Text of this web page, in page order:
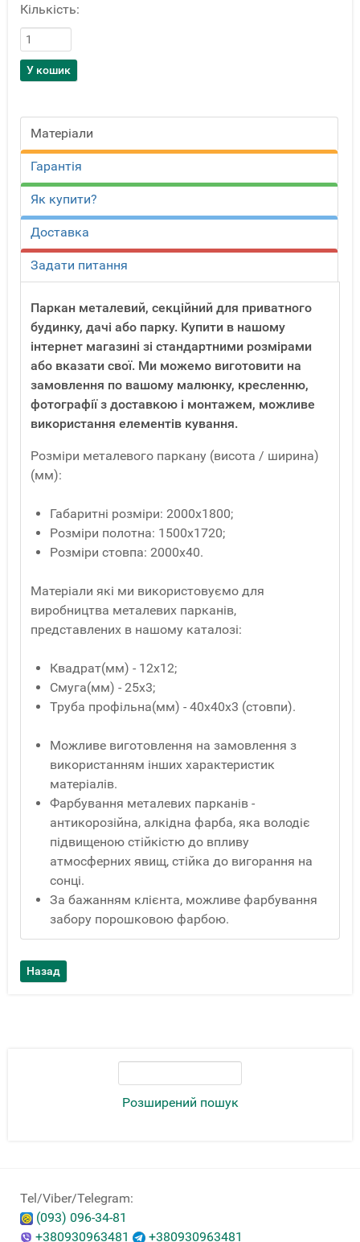
Розширений пошук
Кількість:
Матеріали
Гарантія
Як купити?
Доставка
Задати питання
Паркан металевий, секційний для приватного
будинку, дачі або парку. Купити в нашому
інтернет магазині зі стандартними розмірами
або вказати свої. Ми можемо виготовити на
замовлення по вашому малюнку, кресленню,
фотографії з доставкою і монтажем, можливе
використання елементів кування.
Розміри металевого паркану (висота / ширина)
(мм):
Габаритні розміри: 2000х1800;
Розміри полотна: 1500х1720;
Розміри стовпа: 2000х40.
Матеріали які ми використовуємо для
виробництва металевих парканів,
представлених в нашому каталозі:
Квадрат(мм) - 12x12;
Смуга(мм) - 25x3;
Труба профільна(мм) - 40x40x3 (стовпи).
Можливе виготовлення на замовлення з
використанням інших характеристик
матеріалів.
Фарбування металевих парканів -
антикорозійна, алкідна фарба, яка володіє
підвищеною стійкістю до впливу
атмосферних явищ, стійка до вигорання на
сонці.
За бажанням клієнта, можливе фарбування
забору порошковою фарбою.
Tel/Viber/Telegram:
(093) 096-34-81
+380930963481
+380930963481